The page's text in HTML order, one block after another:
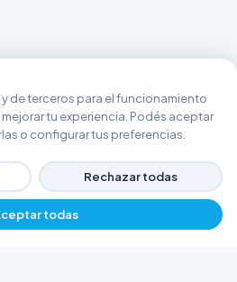
de terceros para el funcionamiento
tu experiencia. Podés aceptar
o configurar tus preferencias.
Rechazar todas
todas